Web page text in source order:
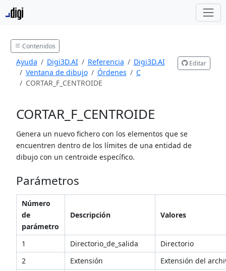
Contenidos
Ayuda Digi3D.AI Referencia
Digi3D.AI
Ventana de dibujo
Órdenes
C
CORTAR_F_CENTROIDE
Editar
CORTAR_F_CENTROIDE
Genera un nuevo fichero con los elementos que se
encuentren dentro de los límites de una entidad de
dibujo con un centroide específico.
Parámetros
Número
de
parámetro
Descripción Valores
1 Directorio_de_salida
Directorio
2
Extensión Extensión del